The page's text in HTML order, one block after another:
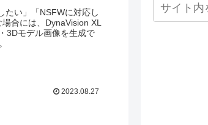
たい」「NSFWに対応し
合には、DynaVision XL
3Dモデル画像を生成で
2023.08.27